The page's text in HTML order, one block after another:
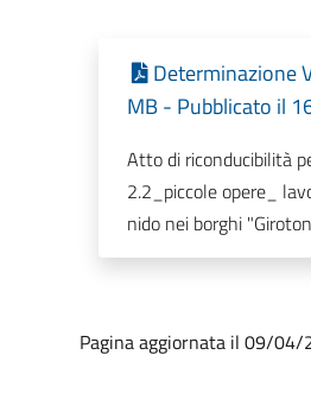
Determinazione
MB - Pubblicato il
Atto di riconducibilità
2.2_piccole opere_
nido nei borghi
Pagina aggiornata il 09/04/